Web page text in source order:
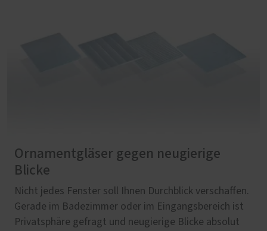
Ornamentgläser gegen neugierige
Blicke
Nicht jedes Fenster soll Ihnen Durchblick verschaffen.
Gerade im Badezimmer oder im Eingangsbereich ist
Privatsphäre gefragt und neugierige Blicke absolut